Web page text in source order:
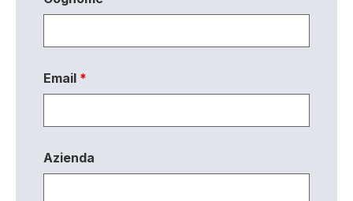
Email *
Azienda